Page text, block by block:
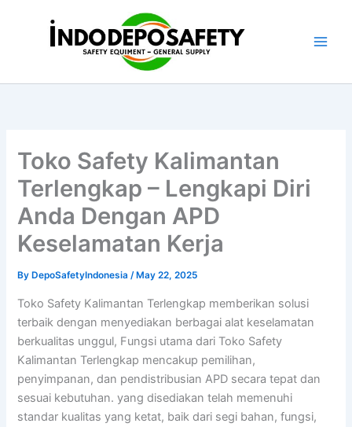
Toko Safety Kalimantan
Terlengkap – Lengkapi Diri
Anda Dengan APD
Keselamatan Kerja
By DepoSafetyIndonesia/ May 22, 2025
Toko Safety Kalimantan Terlengkap memberikan solusi
terbaik dengan menyediakan berbagai alat keselamatan
berkualitas unggul, Fungsi utama dari Toko Safety
Kalimantan Terlengkap mencakup pemilihan,
penyimpanan, dan pendistribusian APD secara tepat dan
sesuai kebutuhan. yang disediakan telah memenuhi
standar kualitas yang ketat, baik dari segi bahan, fungsi,